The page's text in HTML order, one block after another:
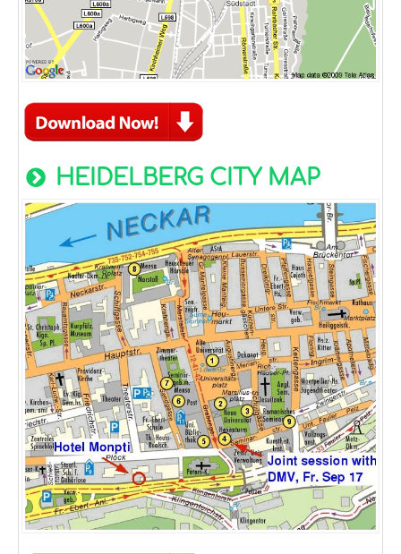
HEIDELBERG CITY MAP